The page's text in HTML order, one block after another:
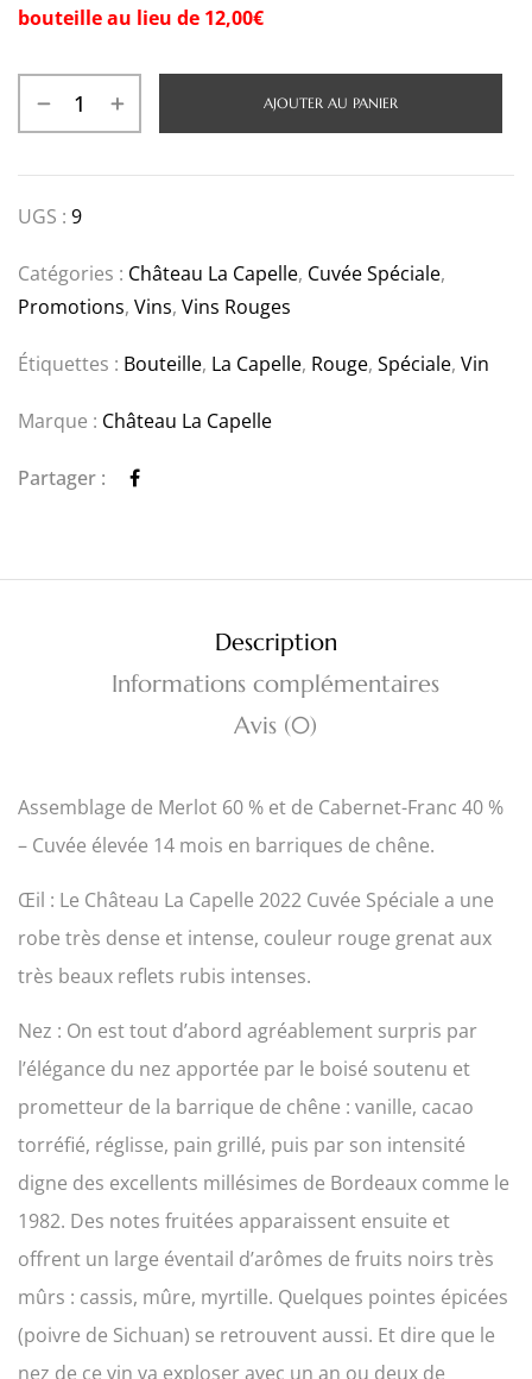
bouteille au lieu de 12,00€
AJOUTER AU PANIER
UGS : 9
Catégories : Château La Capelle, Cuvée Spéciale,
Promotions, Vins, Vins Rouges
Étiquettes : Bouteille, La Capelle, Rouge, Spéciale, Vin
Marque : Château La Capelle
Partager :
Description
Informations complémentaires
Avis (0)
Assemblage de Merlot 60 % et de Cabernet-Franc 40 %
– Cuvée élevée 14 mois en barriques de chêne.
Œil : Le Château La Capelle 2022 Cuvée Spéciale a une
robe très dense et intense, couleur rouge grenat aux
très beaux reflets rubis intenses.
Nez : On est tout d’abord agréablement surpris par
l’élégance du nez apportée par le boisé soutenu et
prometteur de la barrique de chêne : vanille, cacao
torréfié, réglisse, pain grillé, puis par son intensité
digne des excellents millésimes de Bordeaux comme le
1982. Des notes fruitées apparaissent ensuite et
offrent un large éventail d’arômes de fruits noirs très
mûrs : cassis, mûre, myrtille. Quelques pointes épicées
(poivre de Sichuan) se retrouvent aussi. Et dire que le
nez de ce vin va exploser avec un an ou deux de